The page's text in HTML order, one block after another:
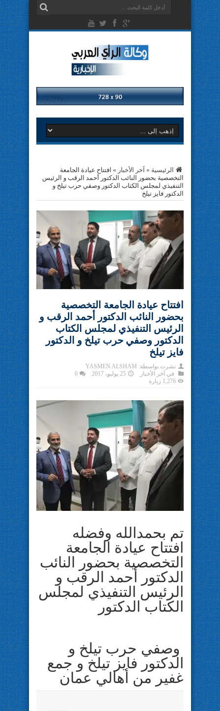
الرئيسية » آخر الأخبار » افتتاح عيادة الجامعة
التخصصية بحضور النائب الدكتور أحمد الرقب و الرئيس
التنفيذي لمجلس الكتاب الدكتور وصفي حرب تيلخ و
الدكتور فايز تيلخ
افتتاح عيادة الجامعة التخصصية
بحضور النائب الدكتور أحمد الرقب و
الرئيس التنفيذي لمجلس الكتاب
الدكتور وصفي حرب تيلخ و الدكتور
فايز تيلخ
نشرت بواسطة: YASMEN ALSHAM
في آخر الأخبار 25 يوليو، 2017
0
1,276 زيارة
تم بحمدالله وفضله
افتتاح عيادة الجامعة
التخصصية بحضور النائب
الدكتور أحمد الرقب و
الرئيس التنفيذي لمجلس
الكتاب الدكتور
وصفي حرب تيلخ و
الدكتور فايز تيلخ و جمع
غفير من أهالي عمان